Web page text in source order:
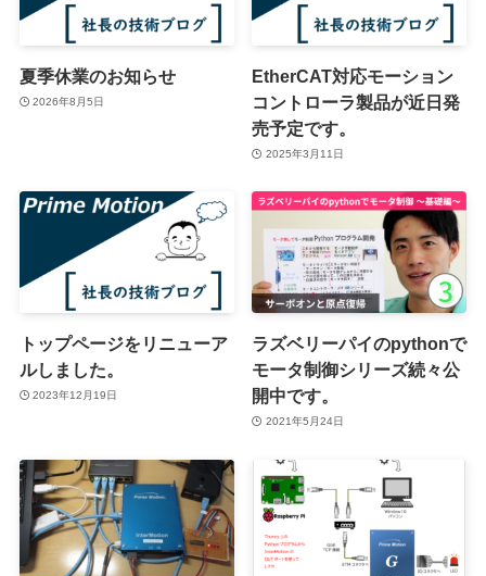
夏季休業のお知らせ
2026年8月5日
EtherCAT対応モーション
コントローラ製品が近日発
売予定です。
2025年3月11日
トップページをリニューア
ルしました。
2023年12月19日
ラズベリーパイのpythonで
モータ制御シリーズ続々公
開中です。
2021年5月24日